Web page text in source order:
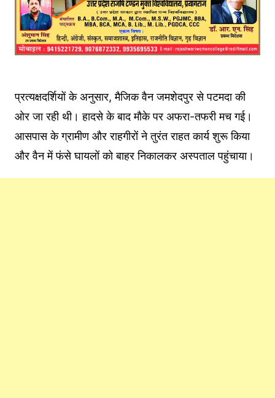
प्रत्यक्षदर्शियों के अनुसार, मैजिक वैन जमशेदपुर से पटमदा की
ओर जा रही थी। हादसे के बाद मौके पर अफरा-तफरी मच गई।
आसपास के ग्रामीण और राहगीरों ने तुरंत राहत कार्य शुरू किया
और वैन में फंसे घायलों को बाहर निकालकर अस्पताल पहुंचाया।